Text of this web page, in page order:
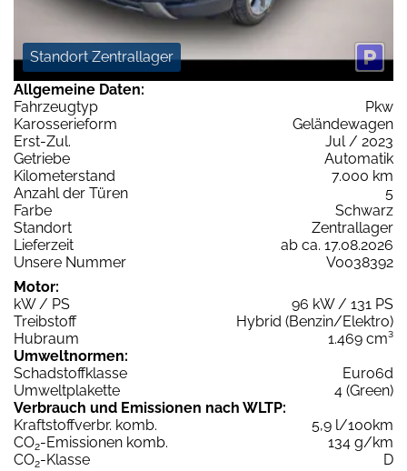
Standort Zentrallager
Allgemeine Daten:
Fahrzeugtyp
Pkw
Karosserieform
Geländewagen
Erst-Zul.
Jul / 2023
Getriebe
Automatik
Kilometerstand
7.000 km
Anzahl der Türen
5
Farbe
Schwarz
Standort
Zentrallager
Lieferzeit
ab ca. 17.08.2026
Unsere Nummer
V0038392
Motor:
kW / PS
96 kW / 131 PS
Treibstoff
Hybrid (Benzin/Elektro)
Hubraum
1.469 cm³
Umweltnormen:
Schadstoffklasse
Euro6d
Umweltplakette
4 (Green)
Verbrauch und Emissionen nach WLTP:
Kraftstoffverbr. komb.
5,9 l/100km
CO2-Emissionen komb.
134 g/km
CO2-Klasse
D